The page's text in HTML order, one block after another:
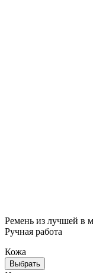
Ремень из лучшей в
Ручная работа
Кожа
Выбрать